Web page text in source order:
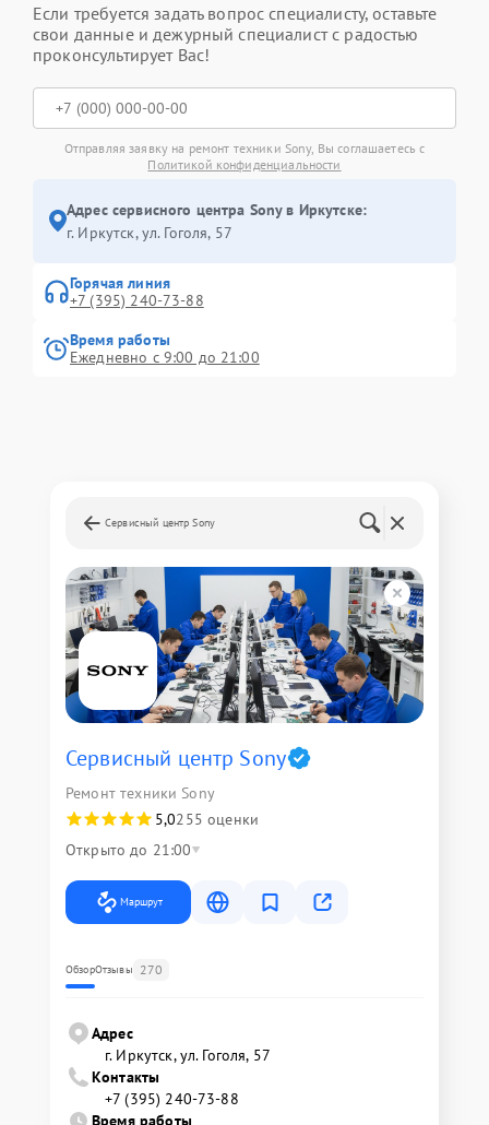
Если требуется задать вопрос специалисту, оставьте
свои данные и дежурный специалист с радостью
проконсультирует Вас!
Отправляя заявку на ремонт техники Sony, Вы соглашаетесь с
Политикой конфиденциальности
Адрес сервисного центра Sony в Иркутске:
г. Иркутск, ул. ​Гоголя, 57
Горячая линия
+7 (395) 240-73-88
Время работы
Ежедневно с 9:00 до 21:00
Сервисный центр Sony
Сервисный центр Sony
Ремонт техники Sony
5,0255 оценки
Открыто до 21:00
Маршрут
ОбзорОтзывы 270
Адрес
г. Иркутск, ул. ​Гоголя, 57
Контакты
+7 (395) 240-73-88
Время работы